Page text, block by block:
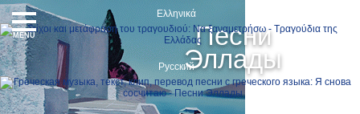
Песни
Эллады
Ελληνικά
Русский
MENU